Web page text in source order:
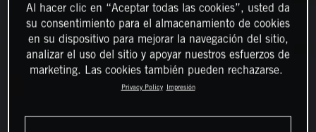
Al hacer clic en “Aceptar todas las cookies”, usted da
su consentimiento para el almacenamiento de cookies
en su dispositivo para mejorar la navegación del sitio,
analizar el uso del sitio y apoyar nuestros esfuerzos de
marketing. Las cookies también pueden rechazarse.
Privacy Policy Impresión